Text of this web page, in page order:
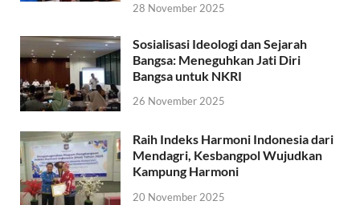
28 November 2025
Sosialisasi Ideologi dan Sejarah
Bangsa: Meneguhkan Jati Diri
Bangsa untuk NKRI
26 November 2025
Raih Indeks Harmoni Indonesia dari
Mendagri, Kesbangpol Wujudkan
Kampung Harmoni
20 November 2025